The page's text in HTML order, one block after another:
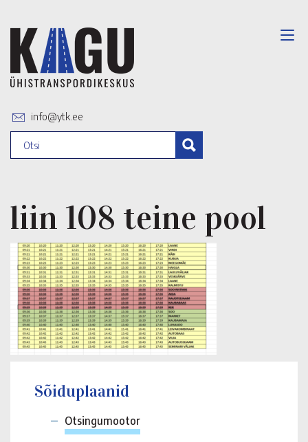
info@ytk.ee
liin 108 teine pool
Sõiduplaanid
Otsingumootor